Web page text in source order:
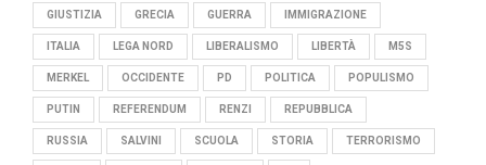
GIUSTIZIA GRECIA GUERRA IMMIGRAZIONE
ITALIA LEGA NORD LIBERALISMO LIBERTÀ M5S
MERKEL OCCIDENTE PD POLITICA POPULISMO
PUTIN REFERENDUM RENZI REPUBBLICA
RUSSIA SALVINI SCUOLA STORIA TERRORISMO